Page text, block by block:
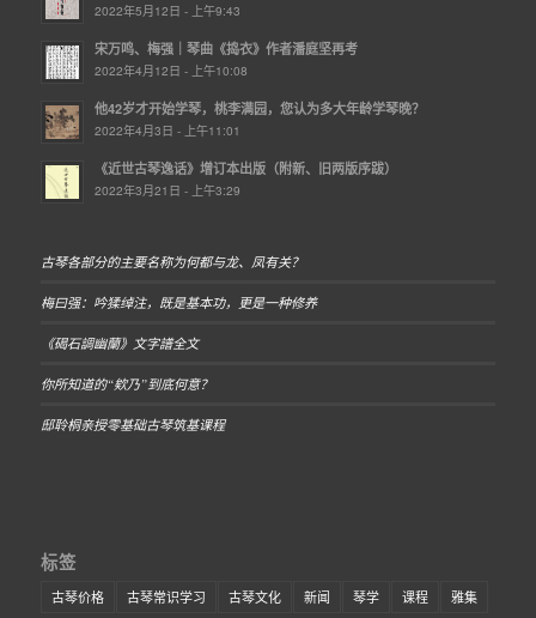
2022年5月12日 - 上午9:43
宋万鸣、梅强｜琴曲《捣衣》作者潘庭坚再考
2022年4月12日 - 上午10:08
他42岁才开始学琴，桃李满园，您认为多大年龄学琴晚？
2022年4月3日 - 上午11:01
《近世古琴逸话》增订本出版（附新、旧两版序跋）
2022年3月21日 - 上午3:29
古琴各部分的主要名称为何都与龙、凤有关？
梅曰强：吟猱绰注，既是基本功，更是一种修养
《碣石調幽蘭》文字譜全文
你所知道的“欸乃”到底何意？
邸聆桐亲授零基础古琴筑基课程
标签
古琴价格 古琴常识学习 古琴文化 新闻 琴学 课程 雅集